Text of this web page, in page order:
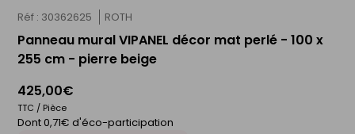
Réf : 30362625 ROTH
Panneau mural VIPANEL décor mat perlé - 100 x
255 cm - pierre beige
425,00€
TTC / Pièce
Dont 0,71€ d'éco-participation